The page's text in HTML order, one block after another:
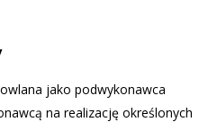
jako podwykonawca
na realizację określonych